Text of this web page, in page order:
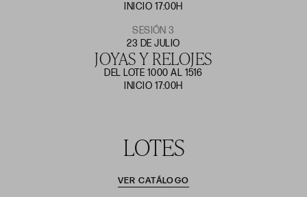
INICIO 17:00H
SESIÓN 3
23 DE JULIO
JOYAS Y RELOJES
DEL LOTE 1000 AL 1516
INICIO 17:00H
LOTES
VER CATÁLOGO